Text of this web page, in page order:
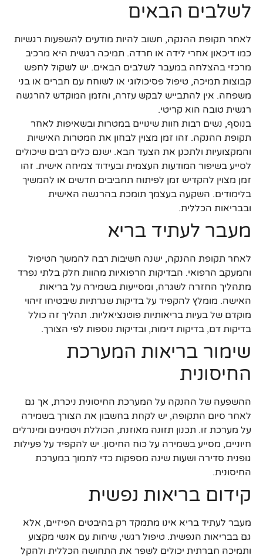
לשלבים הבאים
לאחר תקופת ההנקה, חשוב להיות מודעים להשפעות רגשיות
כמו דיכאון אחרי לידה או חרדה. תמיכה רגשית היא מרכיב
מרכזי בהצלחה במעבר לשלבים הבאים. יש לשקול לחפש
קבוצות תמיכה, טיפול פסיכולוגי או לשוחח עם חברים או בני
משפחה. אין להתבייש לבקש עזרה, והזמן המוקדש להרגשה
רגשית טובה הוא קריטי.
בנוסף, נשים רבות חוות שינויים במטרות ובשאיפות לאחר
תקופת ההנקה. זהו זמן מצוין לבחון את המטרות האישיות
והמקצועיות ולתכנן את הצעד הבא. ישנם כלים רבים שיכולים
לסייע בשיפור המודעות העצמית ובעידוד צמיחה אישית. זהו
זמן מצוין להקדיש זמן לפיתוח תחביבים חדשים או להמשיך
בלימודים. השקעה בעצמך תומכת בהרגשה האישית
ובבריאות הכללית.
מעבר לעתיד בריא
לאחר תקופת ההנקה, ישנה חשיבות רבה להמשך הטיפול
והמעקב הרפואי. הבדיקות הרפואיות מהוות חלק בלתי נפרד
מתהליך החזרה לשגרה, ומסייעות בשמירה על בריאות
האישה. מומלץ להקפיד על בדיקות שגרתיות שיבטיחו זיהוי
מוקדם של בעיות בריאותיות פוטנציאליות. תהליך זה כולל
בדיקות דם, בדיקות דימות, ובדיקות נוספות לפי הצורך.
שימור בריאות המערכת
החיסונית
ההשפעה של ההנקה על המערכת החיסונית ניכרת, אך גם
לאחר סיום התקופה, יש לקחת בחשבון את הצורך בשמירה
על מערכת זו. תכנון תזונה מאוזנת, הכוללת ויטמינים ומינרלים
חיוניים, מסייע בשמירה על כוח החיסון. יש להקפיד על פעילות
גופנית סדירה ושעות שינה מספקות כדי לתמוך במערכת
החיסונית.
קידום בריאות נפשית
מעבר לעתיד בריא אינו מתמקד רק בהיבטים הפיזיים, אלא
גם בבריאות הנפשית. טיפול רגשי, שיחות עם אנשי מקצוע
ותמיכה חברתית יכולים לשפר את התחושה הכללית ולהקל